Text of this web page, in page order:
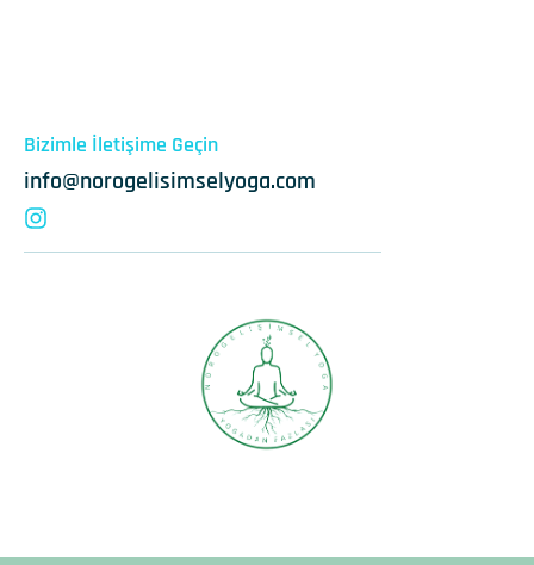
Bizimle İletişime Geçin
info@norogelisimselyoga.com